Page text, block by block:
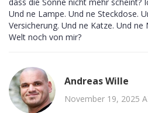
dass die Sonne nicht mehr scheint?
Und ne Lampe. Und ne Steckdose.
Versicherung. Und ne Katze. Und ne
Welt noch von mir?
Andreas Wille
November 19, 2025